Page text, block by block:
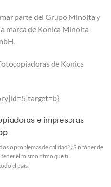
parte del Grupo Minolta y
marca de Konica Minolta
de Konica
e impresoras
o problemas de calidad? ¿Sin tóner de
el mismo ritmo que tu
el país.